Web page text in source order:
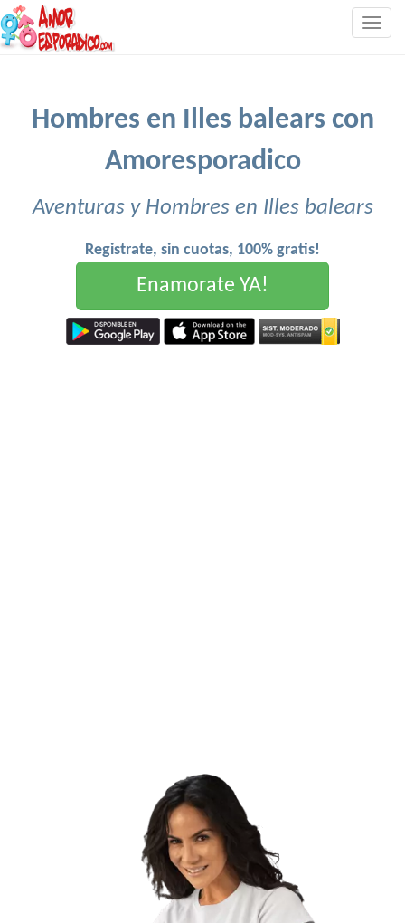
Hombres en Illes balears con
Amoresporadico
Aventuras y Hombres en Illes balears
Registrate, sin cuotas, 100% gratis!
Enamorate YA!